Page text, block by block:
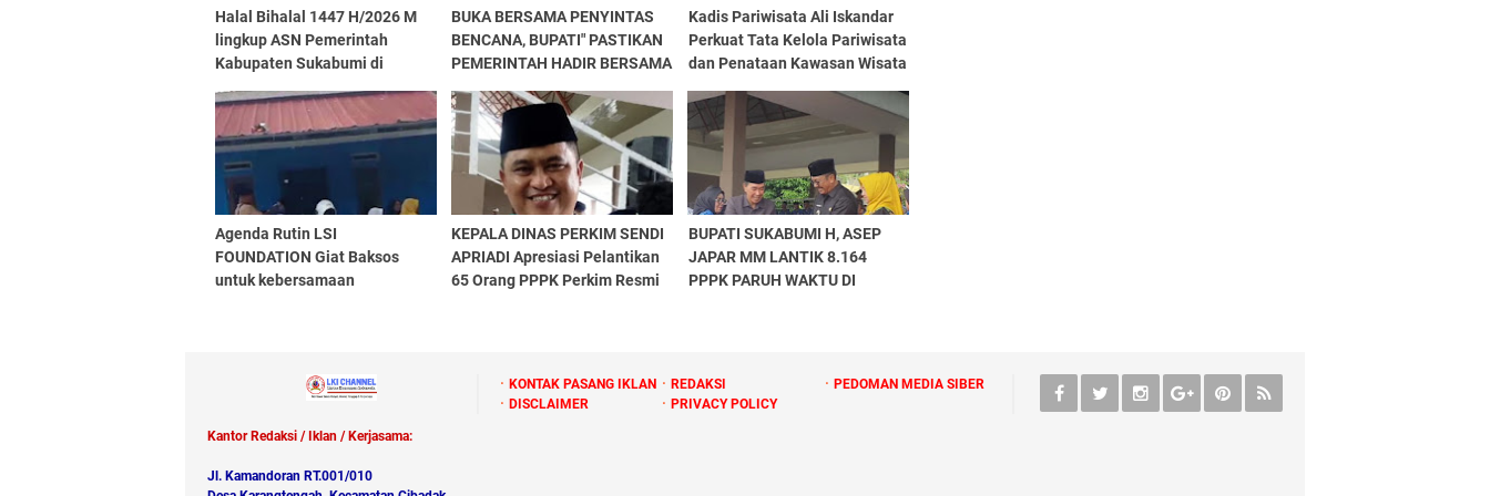
Halal Bihalal 1447 H/2026 M
lingkup ASN Pemerintah
Kabupaten Sukabumi di
BUKA BERSAMA PENYINTAS
BENCANA, BUPATI" PASTIKAN
PEMERINTAH HADIR BERSAMA
Kadis Pariwisata Ali Iskandar
Perkuat Tata Kelola Pariwisata
dan Penataan Kawasan Wisata
Agenda Rutin LSI
FOUNDATION Giat Baksos
untuk kebersamaan
KEPALA DINAS PERKIM SENDI
APRIADI Apresiasi Pelantikan
65 Orang PPPK Perkim Resmi
BUPATI SUKABUMI H, ASEP
JAPAR MM LANTIK 8.164
PPPK PARUH WAKTU DI
Kantor Redaksi / Iklan / Kerjasama:
Jl. Kamandoran RT.001/010
KONTAK PASANG IKLAN REDAKSI
PEDOMAN MEDIA SIBER
DISCLAIMER
PRIVACY POLICY